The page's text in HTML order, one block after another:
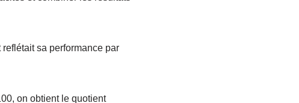
sa performance par
on obtient le quotient